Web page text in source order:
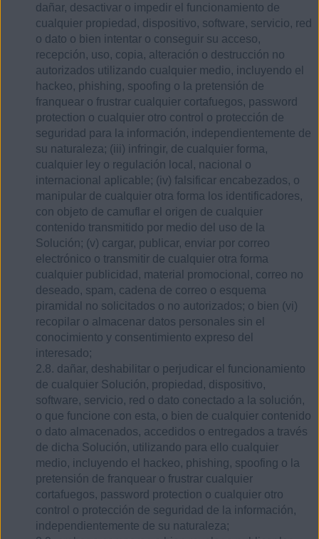
dañar, desactivar o impedir el funcionamiento de
cualquier propiedad, dispositivo, software, servicio, red
o dato o bien intentar o conseguir su acceso,
recepción, uso, copia, alteración o destrucción no
autorizados utilizando cualquier medio, incluyendo el
hackeo, phishing, spoofing o la pretensión de
franquear o frustrar cualquier cortafuegos, password
protection o cualquier otro control o protección de
seguridad para la información, independientemente de
su naturaleza; (iii) infringir, de cualquier forma,
cualquier ley o regulación local, nacional o
internacional aplicable; (iv) falsificar encabezados, o
manipular de cualquier otra forma los identificadores,
con objeto de camuflar el origen de cualquier
contenido transmitido por medio del uso de la
Solución; (v) cargar, publicar, enviar por correo
electrónico o transmitir de cualquier otra forma
cualquier publicidad, material promocional, correo no
deseado, spam, cadena de correo o esquema
piramidal no solicitados o no autorizados; o bien (vi)
recopilar o almacenar datos personales sin el
conocimiento y consentimiento expreso del
interesado;
2.8. dañar, deshabilitar o perjudicar el funcionamiento
de cualquier Solución, propiedad, dispositivo,
software, servicio, red o dato conectado a la solución,
o que funcione con esta, o bien de cualquier contenido
o dato almacenados, accedidos o entregados a través
de dicha Solución, utilizando para ello cualquier
medio, incluyendo el hackeo, phishing, spoofing o la
pretensión de franquear o frustrar cualquier
cortafuegos, password protection o cualquier otro
control o protección de seguridad de la información,
independientemente de su naturaleza;